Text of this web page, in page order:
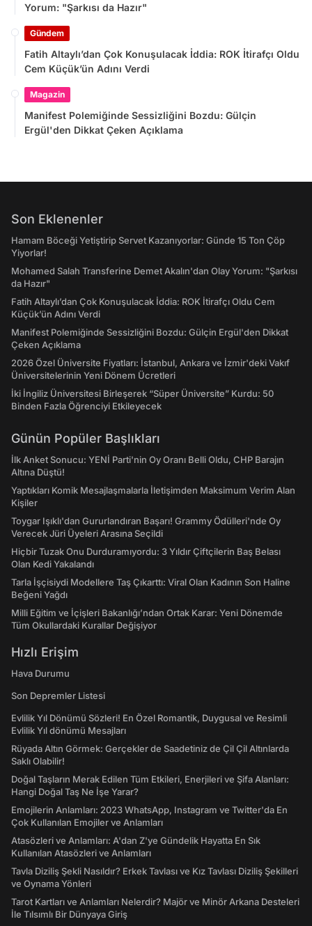
Yorum: "Şarkısı da Hazır"
Gündem
Fatih Altaylı’dan Çok Konuşulacak İddia: ROK İtirafçı Oldu
Cem Küçük’ün Adını Verdi
Magazin
Manifest Polemiğinde Sessizliğini Bozdu: Gülçin
Ergül'den Dikkat Çeken Açıklama
Son Eklenenler
Hamam Böceği Yetiştirip Servet Kazanıyorlar: Günde 15 Ton Çöp
Yiyorlar!
Mohamed Salah Transferine Demet Akalın'dan Olay Yorum: "Şarkısı
da Hazır"
Fatih Altaylı’dan Çok Konuşulacak İddia: ROK İtirafçı Oldu Cem
Küçük’ün Adını Verdi
Manifest Polemiğinde Sessizliğini Bozdu: Gülçin Ergül'den Dikkat
Çeken Açıklama
2026 Özel Üniversite Fiyatları: İstanbul, Ankara ve İzmir'deki Vakıf
Üniversitelerinin Yeni Dönem Ücretleri
İki İngiliz Üniversitesi Birleşerek “Süper Üniversite” Kurdu: 50
Binden Fazla Öğrenciyi Etkileyecek
Günün Popüler Başlıkları
İlk Anket Sonucu: YENİ Parti'nin Oy Oranı Belli Oldu, CHP Barajın
Altına Düştü!
Yaptıkları Komik Mesajlaşmalarla İletişimden Maksimum Verim Alan
Kişiler
Toygar Işıklı'dan Gururlandıran Başarı! Grammy Ödülleri'nde Oy
Verecek Jüri Üyeleri Arasına Seçildi
Hiçbir Tuzak Onu Durduramıyordu: 3 Yıldır Çiftçilerin Baş Belası
Olan Kedi Yakalandı
Tarla İşçisiydi Modellere Taş Çıkarttı: Viral Olan Kadının Son Haline
Beğeni Yağdı
Milli Eğitim ve İçişleri Bakanlığı’ndan Ortak Karar: Yeni Dönemde
Tüm Okullardaki Kurallar Değişiyor
Hızlı Erişim
Hava Durumu
Son Depremler Listesi
Evlilik Yıl Dönümü Sözleri! En Özel Romantik, Duygusal ve Resimli
Evlilik Yıl dönümü Mesajları
Rüyada Altın Görmek: Gerçekler de Saadetiniz de Çil Çil Altınlarda
Saklı Olabilir!
Doğal Taşların Merak Edilen Tüm Etkileri, Enerjileri ve Şifa Alanları:
Hangi Doğal Taş Ne İşe Yarar?
Emojilerin Anlamları: 2023 WhatsApp, Instagram ve Twitter'da En
Çok Kullanılan Emojiler ve Anlamları
Atasözleri ve Anlamları: A'dan Z'ye Gündelik Hayatta En Sık
Kullanılan Atasözleri ve Anlamları
Tavla Diziliş Şekli Nasıldır? Erkek Tavlası ve Kız Tavlası Diziliş Şekilleri
ve Oynama Yönleri
Tarot Kartları ve Anlamları Nelerdir? Majör ve Minör Arkana Desteleri
İle Tılsımlı Bir Dünyaya Giriş